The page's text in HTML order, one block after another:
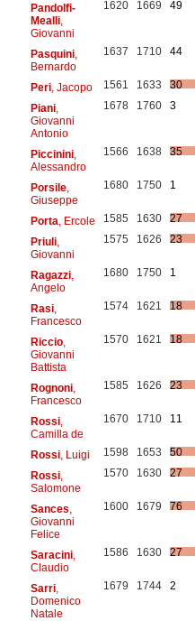
Pandolfi-
Mealli,
Giovanni
1620 1669 49
Pasquini,
Bernardo
1637 1710 44
Peri, Jacopo 1561 1633
30
Piani,
Giovanni
Antonio
1678 1760 3
Piccinini,
Alessandro
1566 1638 35
Porsile,
Giuseppe
1680 1750 1
Porta , Ercole 1585 1630
27
Priuli,
Giovanni
1575 1626 23
Ragazzi,
Angelo
1680 1750 1
Rasi,
Francesco
1574 1621 18
Riccio,
Giovanni
Battista
1570 1621 18
Rognoni,
Francesco
1585 1626 23
Rossi,
Camilla de
1670 1710 11
Rossi, Luigi 1598 1653
50
Rossi,
Salomone
1570 1630 27
Sances
Giovanni
Felice
1600 1679 76
Saracini,
Claudio
1586 1630 27
Sarri,
Domenico
Natale
1679 1744 2